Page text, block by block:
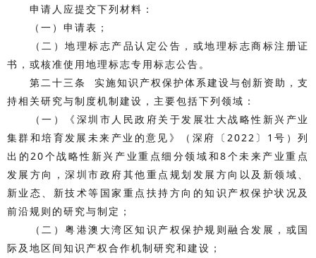
申请人应提交下列材料：
（一）申请表；
（二）地理标志产品认定公告，或地理标志商标注册证
书，或核准使用地理标志专用标志公告。
第二十三条 实施知识产权保护体系建设与创新资助，支
持相关研究与制度机制建设，主要包括下列领域：
（一）《深圳市人民政府关于发展壮大战略性新兴产业
集群和培育发展未来产业的意见》（深府〔2022〕1号）列
出的20个战略性新兴产业重点细分领域和8个未来产业重点
发展方向，深圳市政府其他重点规划发展方向以及新领域、
新业态、新技术等国家重点扶持方向的知识产权保护状况及
前沿规则的研究与制定；
（二）粤港澳大湾区知识产权保护规则融合发展，或国
际及地区间知识产权合作机制研究和建设；